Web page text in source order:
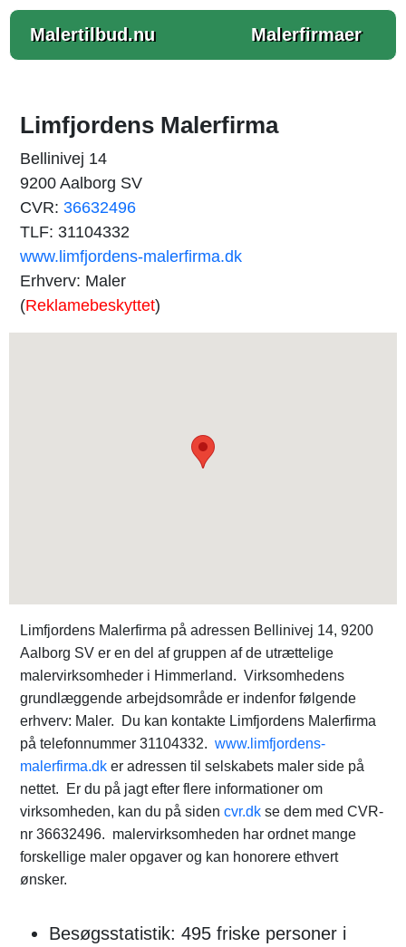
Malertilbud.nu Malerfirmaer
Limfjordens Malerfirma
Bellinivej 14
9200 Aalborg SV
CVR: 36632496
TLF: 31104332
www.limfjordens-malerfirma.dk
Erhverv: Maler
(Reklamebeskyttet)
Limfjordens Malerfirma på adressen Bellinivej 14, 9200
Aalborg SV er en del af gruppen af de utrættelige
malervirksomheder i Himmerland. Virksomhedens
grundlæggende arbejdsområde er indenfor følgende
erhverv: Maler. Du kan kontakte Limfjordens Malerfirma
på telefonnummer 31104332. www.limfjordens-
malerfirma.dk er adressen til selskabets maler side på
nettet. Er du på jagt efter flere informationer om
virksomheden, kan du på siden cvr.dk se dem med CVR-
nr 36632496. malervirksomheden har ordnet mange
forskellige maler opgaver og kan honorere ethvert
ønsker.
Besøgsstatistik: 495 friske personer i